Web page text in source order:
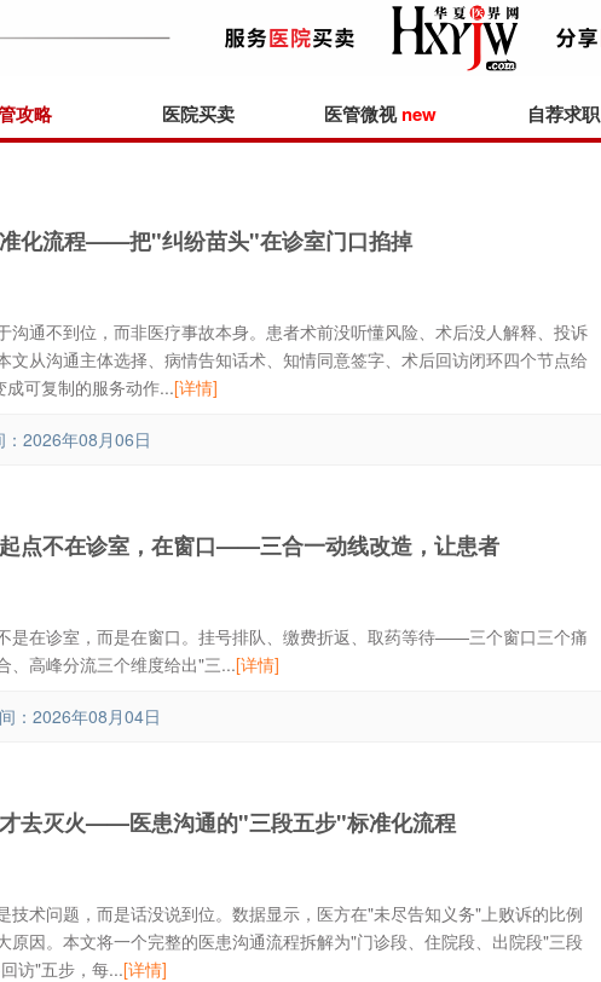
攻略 医院买卖 医管微视new 自荐求职
化流程——把"纠纷苗头"在诊室门口掐掉
沟通不到位，而非医疗事故本身。患者术前没听懂风险、术后没人解释、投诉
从沟通主体选择、病情告知话术、知情同意签字、术后回访闭环四个节点给
可复制的服务动作...[详情]
：2026年08月06日
点不在诊室，在窗口——三合一动线改造，让患者
是在诊室，而是在窗口。挂号排队、缴费折返、取药等待——三个窗口三个痛
、高峰分流三个维度给出"三...[详情]
：2026年08月04日
去灭火——医患沟通的"三段五步"标准化流程
技术问题，而是话没说到位。数据显示，医方在"未尽告知义务"上败诉的比例
原因。本文将一个完整的医患沟通流程拆解为"门诊段、住院段、出院段"三段
访"五步，每...[详情]